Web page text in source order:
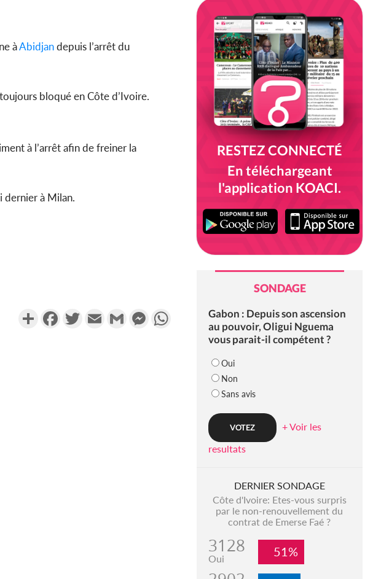
àAbidjandepuis l’arrêt du
bloqué en Côte d’Ivoire.
à l’arrêt afin de freiner la
dernier à Milan.
PartagerFacebookTwitterEmail Gmail MessengerWhatsApp
RESTEZ CONNECTÉ
En téléchargeant
l'application KOACI.
SONDAGE
Gabon : Depuis son ascension
au pouvoir, Oligui Nguema
vous parait-il compétent ?
Oui
Non
Sans avis
+ Voir les
resultats
DERNIER SONDAGE
Côte d'Ivoire: Etes-vous surpris
par le non-renouvellement du
contrat de Emerse Faé ?
3128
Oui 51%